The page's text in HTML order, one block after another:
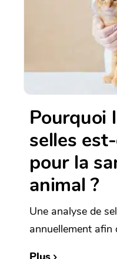
Pourquoi
selles
pour la
animal ?
Une analyse de
annuellement afin